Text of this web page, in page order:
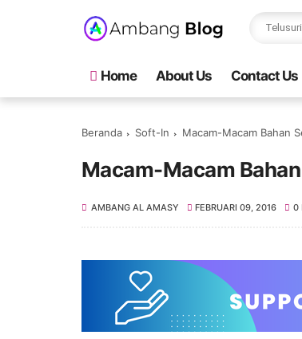
Home About Us Contact Us
Beranda Soft-In Macam-Macam Bahan
Macam-Macam
AMBANG AL AMASY FEBRUARI 09, 2016 0